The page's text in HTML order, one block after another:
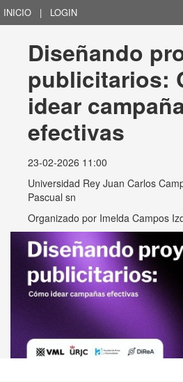
INICIO | LOGIN
Diseñando
publicitarios:
idear
efectivas
23-02-2026 11:00
Universidad Rey Juan Carlos
Pascual sn
Organizado por Imelda Campos